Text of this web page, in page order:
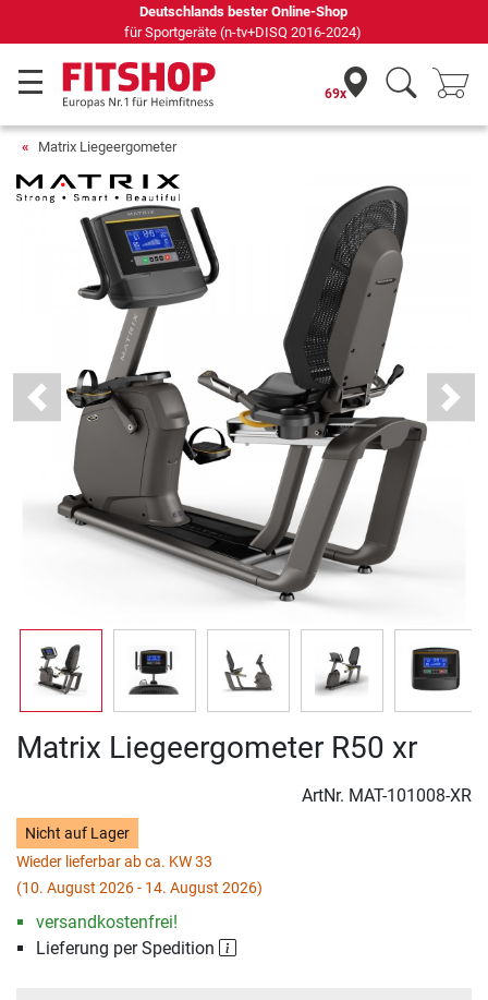
Seit 42 Jahren Ihr Experte für Heimfitness
69x
Matrix Liegeergometer
Previous Next
Matrix Liegeergometer R50 xr
ArtNr. MAT-101008-XR
Nicht auf Lager
Wieder lieferbar ab ca. KW 33
(10. August 2026 - 14. August 2026)
versandkostenfrei!
Lieferung per Spedition